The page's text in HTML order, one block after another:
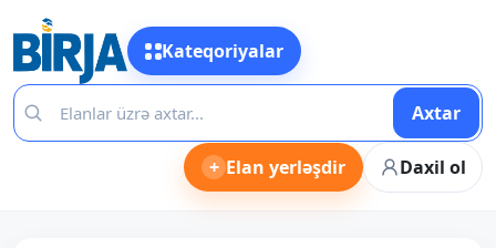
Kateqoriyalar
Axtar
+ Elan yerləşdir Daxil ol